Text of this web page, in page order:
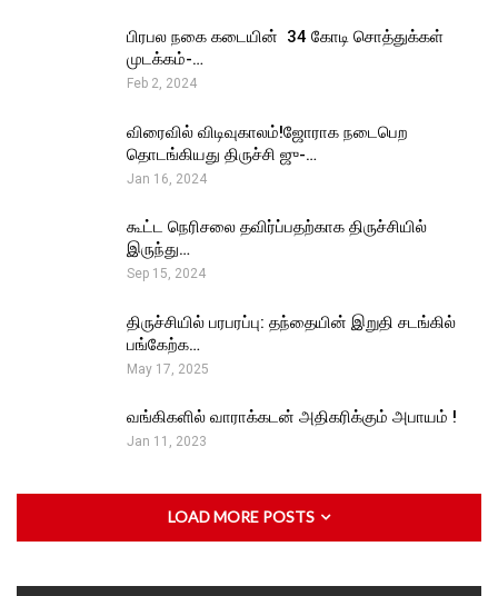
பிரபல நகை கடையின் ₹ 34 கோடி சொத்துக்கள்
முடக்கம்-…
Feb 2, 2024
விரைவில் விடிவுகாலம்!ஜோராக நடைபெற
தொடங்கியது திருச்சி ஜு-…
Jan 16, 2024
கூட்ட நெரிசலை தவிர்ப்பதற்காக திருச்சியில்
இருந்து…
Sep 15, 2024
திருச்சியில் பரபரப்பு: தந்தையின் இறுதி சடங்கில்
பங்கேற்க…
May 17, 2025
வங்கிகளில் வாராக்கடன் அதிகரிக்கும் அபாயம் !
Jan 11, 2023
LOAD MORE POSTS